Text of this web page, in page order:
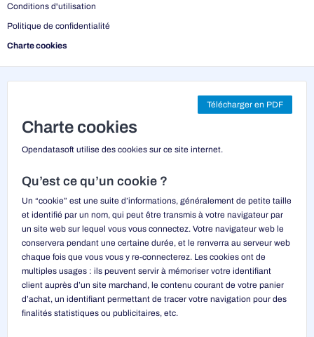
Conditions d'utilisation
Politique de confidentialité
Charte cookies
Télécharger en PDF
Charte cookies
Opendatasoft utilise des cookies sur ce site internet.
Qu’est ce qu’un cookie ?
Un “cookie” est une suite d’informations, généralement de petite taille
et identifié par un nom, qui peut être transmis à votre navigateur par
un site web sur lequel vous vous connectez. Votre navigateur web le
conservera pendant une certaine durée, et le renverra au serveur web
chaque fois que vous vous y re-connecterez. Les cookies ont de
multiples usages : ils peuvent servir à mémoriser votre identifiant
client auprès d’un site marchand, le contenu courant de votre panier
d’achat, un identifiant permettant de tracer votre navigation pour des
finalités statistiques ou publicitaires, etc.